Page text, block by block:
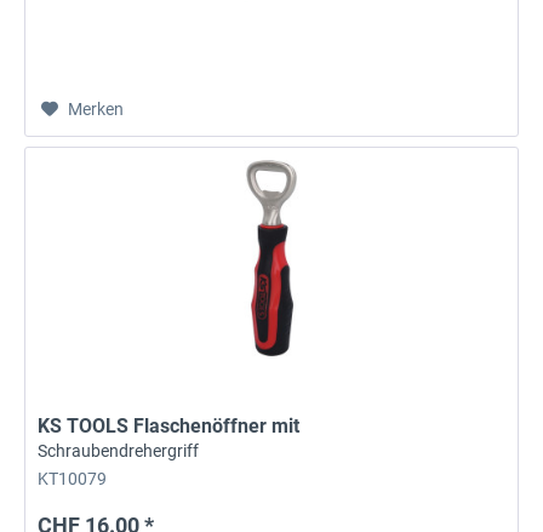
Merken
KS TOOLS Flaschenöffner mit
Schraubendrehergriff
KT10079
CHF 16.00 *